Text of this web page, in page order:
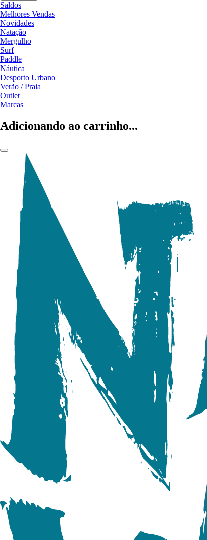
Saldos
Melhores Vendas
Novidades
Natação
Mergulho
Surf
Paddle
Náutica
Desporto Urbano
Verão / Praia
Outlet
Marcas
Adicionando ao carrinho...